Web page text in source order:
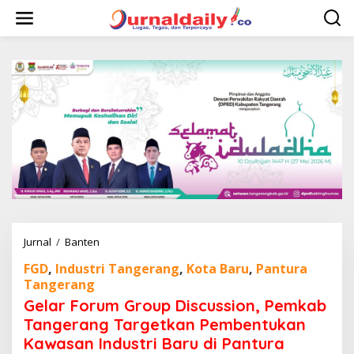
w
Jurnal / Banten
l
F
o
r
FGD, Industri Tangerang, Kota Baru, Pantura
Tangerang
Gelar Forum Group Discussion, Pemkab
Tangerang Targetkan Pembentukan
Kawasan Industri Baru di Pantura